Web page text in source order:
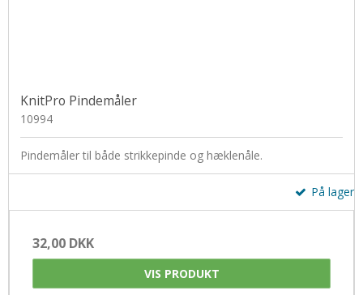
KnitPro Pindemåler
10994
Pindemåler til både strikkepinde og hæklenåle.
På lager
32,00 DKK
VIS PRODUKT